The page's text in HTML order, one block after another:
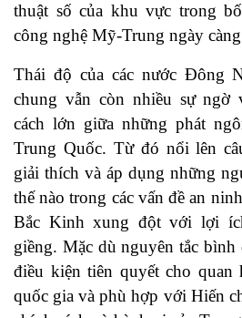
thuật số của khu vực trong
công nghệ Mỹ-Trung ngày
Thái độ của các nước Đông
chung vẫn còn nhiều sự ngờ
cách lớn giữa những phát
Trung Quốc. Từ đó nổi lên
giải thích và áp dụng những
thế nào trong các vấn đề an
Bắc Kinh xung đột với lợi
giềng. Mặc dù nguyên tắc
điều kiện tiên quyết cho quan
quốc gia và phù hợp với Hiến